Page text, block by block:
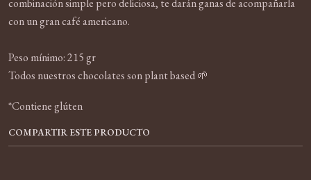
combinación simple pero deliciosa, te darán ganas de acompañarla
con un gran café americano.
Peso mínimo: 215 gr
Todos nuestros chocolates son plant based 🌱
*Contiene glúten
COMPARTIR ESTE PRODUCTO